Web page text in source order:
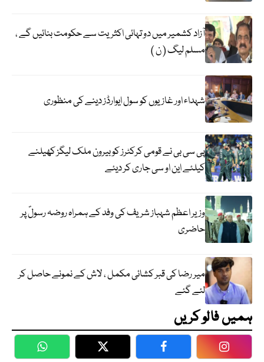
آزاد کشمیر میں دو تہائی اکثریت سے حکومت بنائیں گے ،
مسلم لیگ ( ن )
شہداء اور غازیوں کو سول ایوارڈز دینے کی منظوری
پی سی بی نے قومی کرکٹرز کو بیرون ملک لیگز کھیلنے
کیلئے این او سی جاری کر دیئے
وزیر اعظم شہباز شریف کی وفد کے ہمراہ روضہ رسولؐ پر
حاضری
میر رضا کی قبر کشائی مکمل ، لاش کے نمونے حاصل کر
لئے گئے
ہمیں فالو کریں
WhatsApp Twitter Facebook